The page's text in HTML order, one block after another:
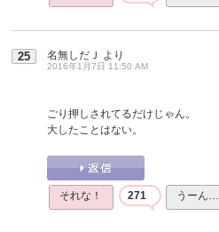
25 名無しだＪ より
2016年1月7日 11:50 AM
ごり押しされてるだけじゃん。
大したことはない。
それな！ 271 うーん…